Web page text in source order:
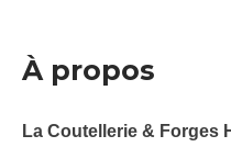
À propos
La Coutellerie & Forges